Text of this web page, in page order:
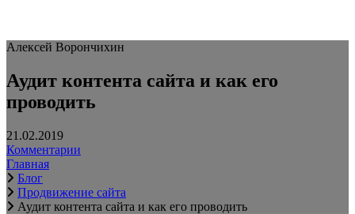
Алексей Ворончихин
Аудит контента сайта и как его
проводить
21.02.2019
Комментарии
Главная
Блог
Продвижение сайта
Аудит контента сайта и как его проводить